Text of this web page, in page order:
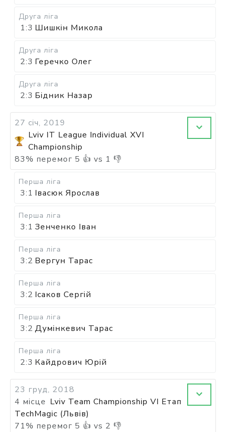
Друга ліга
1:3 Шишкін Микола
Друга ліга
2:3 Геречко Олег
Друга ліга
2:3 Бідник Назар
27 січ, 2019
Lviv IT League Individual XVI
Championship
83% перемог 5 👍 vs 1 👎
Перша ліга
3:1 Івасюк Ярослав
Перша ліга
3:1 Зенченко Іван
Перша ліга
3:2 Вергун Тарас
Перша ліга
3:2 Ісаков Сергій
Перша ліга
3:2 Думінкевич Тарас
Перша ліга
2:3 Кайдрович Юрій
23 груд, 2018
4 місце Lviv Team Championship VI Етап
TechMagic (Львів)
71% перемог 5 👍 vs 2 👎